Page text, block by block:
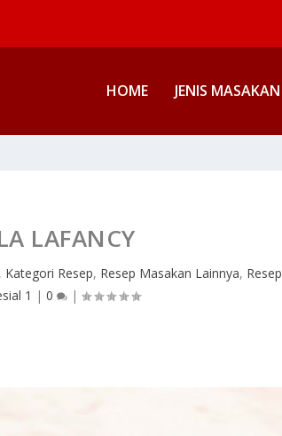
HOME JENIS MASAKAN
LAFANCY
, Kategori Resep, Resep Masakan Lainnya, Resep
1 |0 |